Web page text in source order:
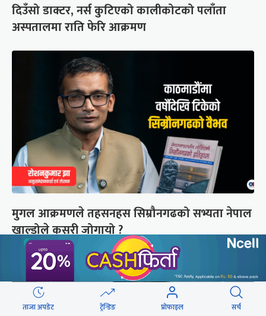
दिउँसो डाक्टर, नर्स कुटिएको कालीकोटको पलाँता
अस्पतालमा राति फेरि आक्रमण
मुगल आक्रमणले तहसनहस सिम्रौनगढको सभ्यता नेपाल
खाल्डोले कसरी जोगायो ?
ताजा अपडेट ट्रेन्डिङ प्रोफाइल सर्च